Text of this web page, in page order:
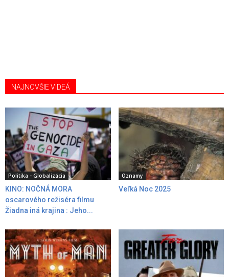
NAJNOVŠIE VIDEÁ
Politika - Globalizácia
KINO: NOČNÁ MORA
oscarového režiséra filmu
Žiadna iná krajina : Jeho...
Oznamy
Veľká Noc 2025